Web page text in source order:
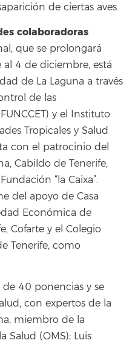
de ciertas aves.
colaboradoras
que se prolongará
4 de diciembre, está
de La Laguna a través
de las
y el Instituto
Tropicales y Salud
con el patrocinio del
Cabildo de Tenerife,
“la Caixa”.
del apoyo de Casa
Económica de
Cofarte y el Colegio
Tenerife, como
de 40 ponencias y se
con expertos de la
miembro de la
Salud (OMS); Luis